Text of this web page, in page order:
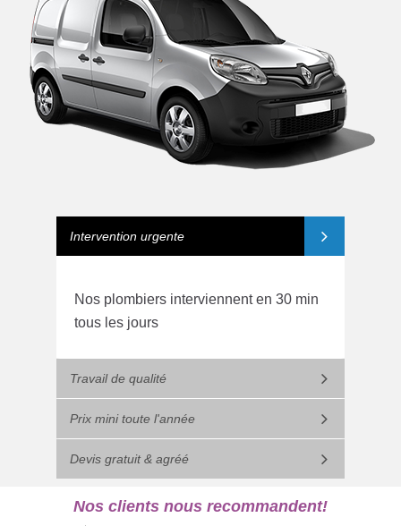
Intervention urgente
Nos plombiers interviennent en 30 min
tous les jours
Travail de qualité
Prix mini toute l'année
Devis gratuit & agréé
Nos clients nous recommandent!